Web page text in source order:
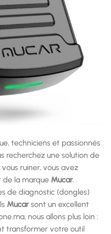
techniciens et passionnés
recherchez une solution de
ruiner, vous avez
la marque Mucar.
de diagnostic (dongles)
Mucarsont un excellent
nous allons plus loin :
transformer votre outil